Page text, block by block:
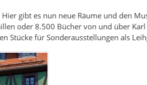
gibt es nun neue Räume und den
oder 8.500 Bücher von und über
Stücke für Sonderausstellungen als